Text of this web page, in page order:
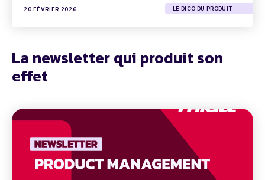
20 FÉVRIER 2026 LE DICO DU PRODUIT
La newsletter qui produit son
effet